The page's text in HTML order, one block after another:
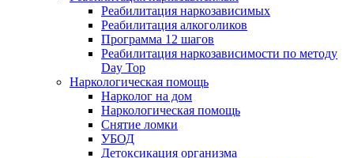
Реабилитация наркозависимых
Реабилитация алкоголиков
Программа 12 шагов
Реабилитация наркозависимости по методу
Day Top
Наркологическая помощь
Нарколог на дом
Наркологическая помощь
Снятие ломки
УБОД
Детоксикация организма